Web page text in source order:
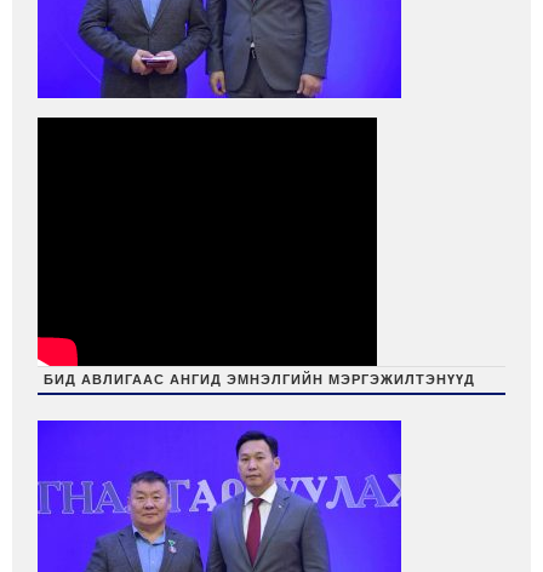
БИД АВЛИГААС АНГИД ЭМНЭЛГИЙН МЭРГЭЖИЛТЭНҮҮД